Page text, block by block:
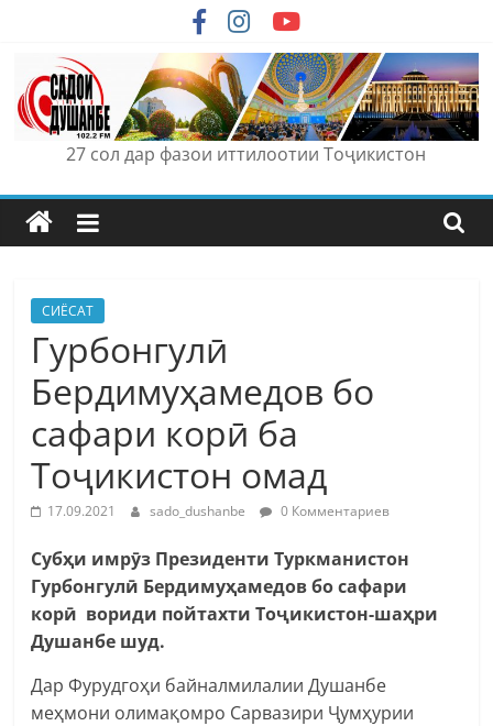
content
27 сол дар фазои иттилоотии Тоҷикистон
СИЁСАТ
Гурбонгулӣ
Бердимуҳамедов бо
сафари корӣ ба
Тоҷикистон омад
17.09.2021 sado_dushanbe 0 Комментариев
Субҳи имрӯз Президенти Туркманистон
Гурбонгулӣ Бердимуҳамедов бо сафари
корӣ вориди пойтахти Тоҷикистон-шаҳри
Душанбе шуд.
Дар Фурудгоҳи байналмилалии Душанбе
меҳмони олимақомро Сарвазири Ҷумҳурии